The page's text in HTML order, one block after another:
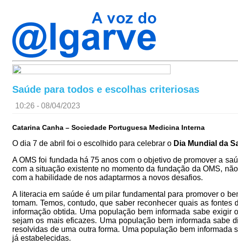
Saúde para todos e escolhas criteriosas
10:26 - 08/04/2023
Catarina Canha – Sociedade Portuguesa Medicina Interna
O dia 7 de abril foi o escolhido para celebrar o Dia Mundial da
A OMS foi fundada há 75 anos com o objetivo de promover a
com a situação existente no momento da fundação da OMS,
com a habilidade de nos adaptarmos a novos desafios.
A literacia em saúde é um pilar fundamental para promover o
tomam. Temos, contudo, que saber reconhecer quais as
informação obtida. Uma população bem informada sabe
sejam os mais eficazes. Uma população bem informada sabe
resolvidas de uma outra forma. Uma população bem
já estabelecidas.